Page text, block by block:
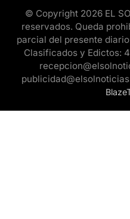
© Copyright 2026 EL
reservados. Queda
parcial del presente
Clasificados y Edictos: